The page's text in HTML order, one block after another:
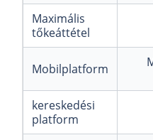
Maximális
tőkeáttétel
Mobilplatform
kereskedési
platform